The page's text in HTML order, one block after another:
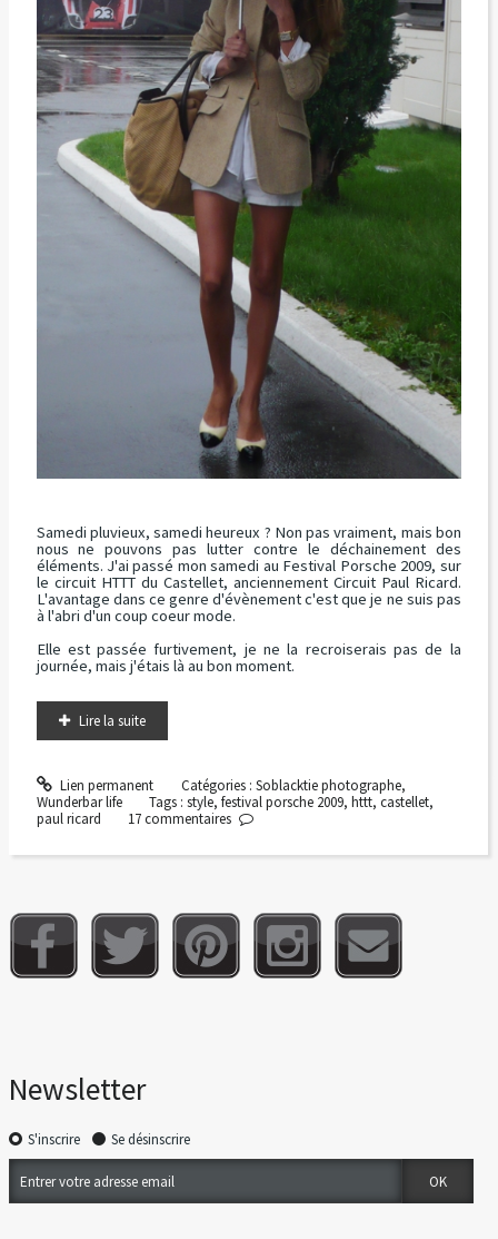
Samedi pluvieux, samedi heureux ? Non pas vraiment, mais bon
nous ne pouvons pas lutter contre le déchainement des
éléments. J'ai passé mon samedi au Festival Porsche 2009, sur
le circuit HTTT du Castellet, anciennement Circuit Paul Ricard.
L'avantage dans ce genre d'évènement c'est que je ne suis pas
à l'abri d'un coup coeur mode.
Elle est passée furtivement, je ne la recroiserais pas de la
journée, mais j'étais là au bon moment.
Lire la suite
Lien permanent Catégories : Soblacktie photographe,
Wunderbar life
Tags :style,festival porsche 2009,httt,castellet,
paul ricard
17commentaires
Newsletter
S'inscrire Se désinscrire